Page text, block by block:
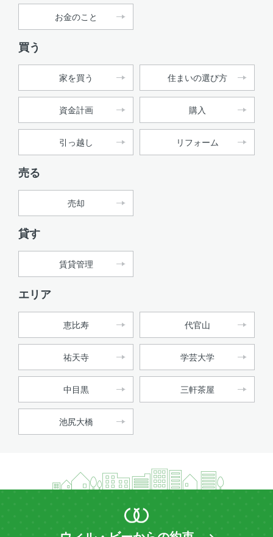
お金のこと
買う
家を買う 住まいの選び方
資金計画 購入
引っ越し リフォーム
売る
売却
貸す
賃貸管理
エリア
恵比寿 代官山
祐天寺 学芸大学
中目黒 三軒茶屋
池尻大橋